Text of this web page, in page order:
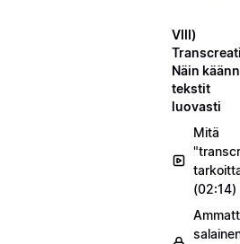
VIII)
Näin
tekstit
luovasti
Mitä
(02:14)